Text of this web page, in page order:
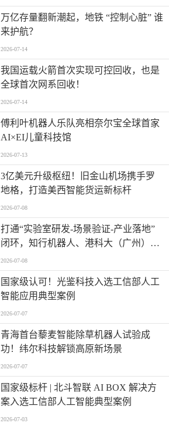
万亿存量翻新潮起，地铁 “控制心脏” 谁
来护航？
2026-07-14
我国运载火箭首次实现可控回收，也是
全球首次网系回收！
2026-07-14
傅利叶机器人乐队亮相奈尔宝全球首家
AI×EI儿童科技馆
2026-07-13
​3亿美元升级枢纽！旧金山机场携手罗
地格，打造美西智能货运新标杆
2026-07-08
打通“实验室研发-场景验证-产业落地”
闭环，知行机器人、港科大（广州）、
北京粤电三方联合解锁城市服务机器人
规模化应用
2026-07-08
国家级认可！光鉴科技入选工信部人工
智能应用典型案例
2026-07-07
青海首台藜麦智能除草机器人试验成
功！纬尔科技解锁高原新场景
2026-07-07
国家级标杆 | 北斗智联 AI BOX 解决方
案入选工信部人工智能典型案例
2026-07-03